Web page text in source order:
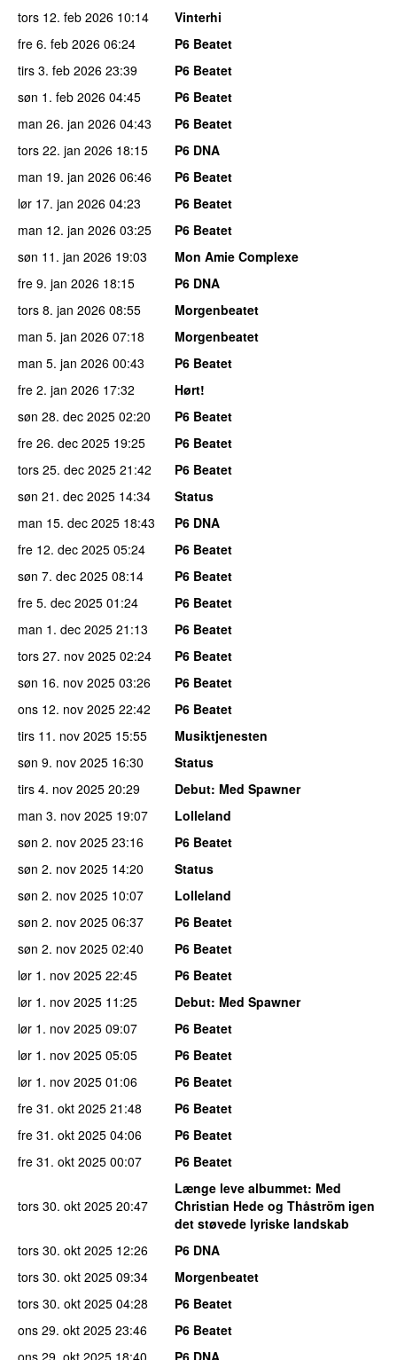
tors 12. feb 2026 10:14
Vinterhi
fre 6. feb 2026 06:24
P6 Beatet
tirs 3. feb 2026 23:39
P6 Beatet
søn 1. feb 2026 04:45
P6 Beatet
man 26. jan 2026 04:43
P6 Beatet
tors 22. jan 2026 18:15
P6 DNA
man 19. jan 2026 06:46
P6 Beatet
lør 17. jan 2026 04:23
P6 Beatet
man 12. jan 2026 03:25
P6 Beatet
søn 11. jan 2026 19:03
Mon Amie Complexe
fre 9. jan 2026 18:15
P6 DNA
tors 8. jan 2026 08:55
Morgenbeatet
man 5. jan 2026 07:18
Morgenbeatet
man 5. jan 2026 00:43
P6 Beatet
fre 2. jan 2026 17:32
Hørt!
søn 28. dec 2025 02:20
P6 Beatet
fre 26. dec 2025 19:25
P6 Beatet
tors 25. dec 2025 21:42
P6 Beatet
søn 21. dec 2025 14:34
Status
man 15. dec 2025 18:43
P6 DNA
fre 12. dec 2025 05:24
P6 Beatet
søn 7. dec 2025 08:14
P6 Beatet
fre 5. dec 2025 01:24
P6 Beatet
man 1. dec 2025 21:13
P6 Beatet
tors 27. nov 2025 02:24
P6 Beatet
søn 16. nov 2025 03:26
P6 Beatet
ons 12. nov 2025 22:42
P6 Beatet
tirs 11. nov 2025 15:55
Musiktjenesten
søn 9. nov 2025 16:30
Status
tirs 4. nov 2025 20:29 Debut: Med Spawner
man 3. nov 2025 19:07
Lolleland
søn 2. nov 2025 23:16
P6 Beatet
søn 2. nov 2025 14:20
Status
søn 2. nov 2025 10:07
Lolleland
søn 2. nov 2025 06:37
P6 Beatet
søn 2. nov 2025 02:40
P6 Beatet
lør 1. nov 2025 22:45
P6 Beatet
lør 1. nov 2025 11:25 Debut: Med Spawner
lør 1. nov 2025 09:07
P6 Beatet
lør 1. nov 2025 05:05
P6 Beatet
lør 1. nov 2025 01:06
P6 Beatet
fre 31. okt 2025 21:48
P6 Beatet
fre 31. okt 2025 04:06
P6 Beatet
fre 31. okt 2025 00:07 P6 Beatet
tors 30. okt 2025 20:47
Længe leve albummet: Med
Christian Hede og Thåström igen
det støvede lyriske landskab
tors 30. okt 2025 12:26
P6 DNA
tors 30. okt 2025 09:34
Morgenbeatet
tors 30. okt 2025 04:28
P6 Beatet
ons 29. okt 2025 23:46
P6 Beatet
ons 29. okt 2025 18:40
P6 DNA